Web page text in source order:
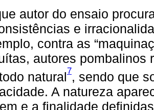
autor do ensaio
e
contra as
autores pombalinos
natural7, sendo que
A natureza
e a finalidade